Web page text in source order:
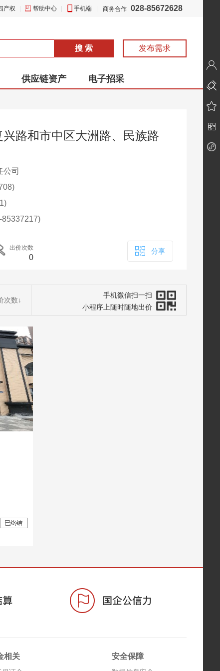
产权 帮助中心 手机端 商务合作 028-85672628
搜 索 发布需求
供应链资产
电子招采
路和市中区大洲路、民族路
公司
85337217)
出价次数
0
分享
次数↓
手机微信扫一扫
小程序上随时随地出价
相关 安全保障